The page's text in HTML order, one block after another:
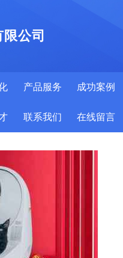
公司
产品服务 成功案例
联系我们 在线留言